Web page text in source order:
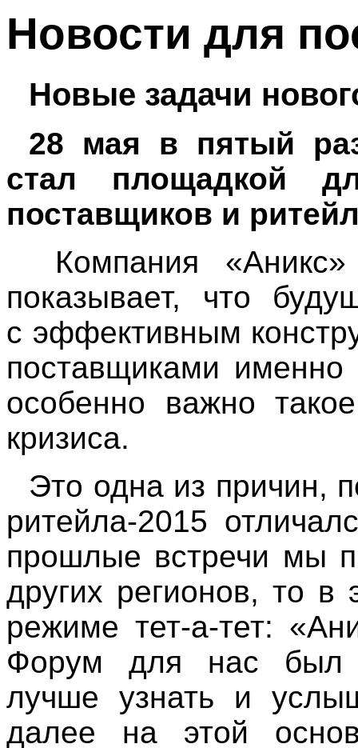
Новости для
Новые задачи
28 мая в пятый
стал площадкой
поставщиков и
Компания
показывает, что
с эффективным
поставщиками
особенно важно
кризиса.
Это одна из причин,
ритейла-2015
прошлые встречи мы
других регионов, то в
режиме тет-а-тет:
Форум для нас был
лучше узнать и
далее на этой